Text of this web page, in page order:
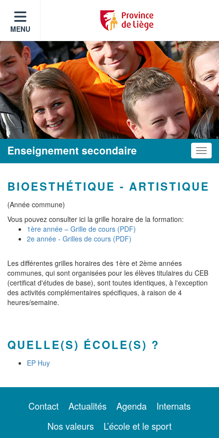
MENU
Enseignement secondaire
BIOESTHÉTIQUE - ARTISTIQUE
(Année commune)
Vous pouvez consulter ici la grille horaire de la formation:
1ère année – Grille de cours (PDF)
2e année - Grilles de cours (PDF)
Les différentes grilles horaires des 1ère et 2ème années
communes, qui sont organisées pour les élèves titulaires du CEB
(certificat d'études de base), sont toutes identiques, à l'exception
des activités complémentaires spécifiques, à raison de 4
heures/semaine.
QUELLE(S) ÉCOLE(S) ?
EP Huy
Contact Actualités Agenda
Internats
Nos valeurs
L’école et le sport